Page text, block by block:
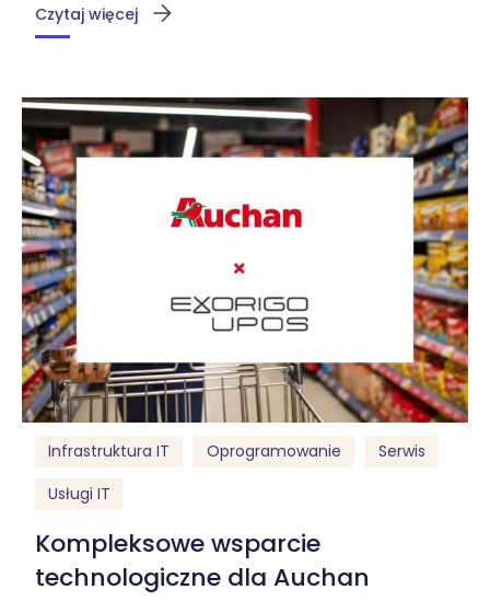
Czytaj więcej
Infrastruktura IT Oprogramowanie
Serwis
Usługi IT
Kompleksowe wsparcie
technologiczne dla Auchan